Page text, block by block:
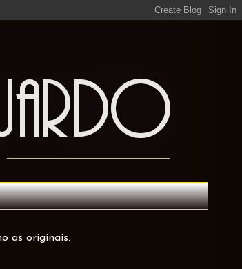
as originais.